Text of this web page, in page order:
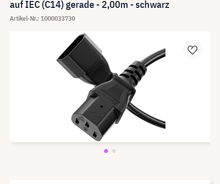
auf IEC (C14) gerade - 2,00m - schwarz
Artikel-Nr.: 1000033730